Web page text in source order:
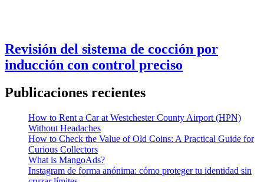
Revisión del sistema de cocción por
inducción con control preciso
Publicaciones recientes
How to Rent a Car at Westchester County Airport (HPN)
Without Headaches
How to Check the Value of Old Coins: A Practical Guide for
Curious Collectors
What is MangoAds?
Instagram de forma anónima: cómo proteger tu identidad sin